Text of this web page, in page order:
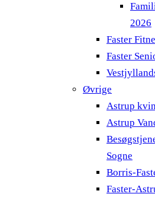
2026
Faster
Faster
Øvrige
Astrup
Astrup
Sogne
Borris-
Faster-